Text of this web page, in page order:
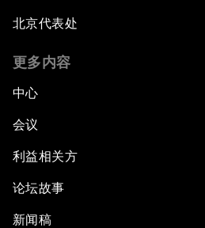
北京代表处
更多内容
中心
会议
利益相关方
论坛故事
新闻稿